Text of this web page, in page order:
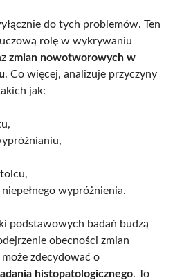
do tych problemów. Ten
rolę w wykrywaniu
zmian nowotworowych w
. Co więcej, analizuje przyczyny
jak:
wypróżnienia.
podstawowych badań budzą
obecności zmian
zdecydować o
histopatologicznego. To